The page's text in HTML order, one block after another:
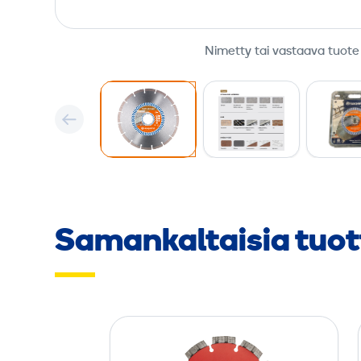
Nimetty tai vastaava tuote
Samankaltaisia
i